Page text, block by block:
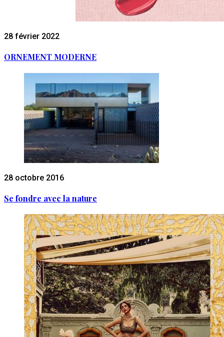
28 février 2022
ORNEMENT MODERNE
28 octobre 2016
Se fondre avec la nature